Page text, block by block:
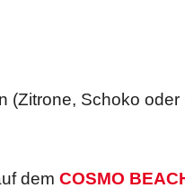
Schoko
dem COSMO